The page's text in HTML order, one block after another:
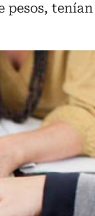
pesos,